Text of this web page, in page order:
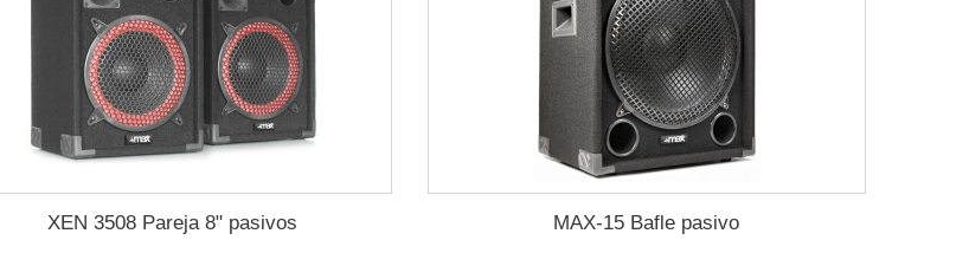
XEN 3508 Pareja 8" pasivos MAX-15 Bafle pasivo